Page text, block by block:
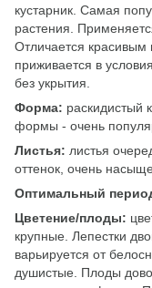
кустарник. Самая
растения.
Отличается
приживается в
без укрытия.
Форма: раскидистый
формы - очень
Листья: листья
оттенок, очень
Оптимальный
Цветение/плоды:
крупные. Лепестки
варьируется от
душистые. Плоды